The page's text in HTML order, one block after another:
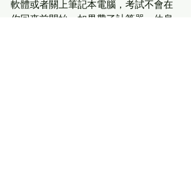
軟體或者關上筆記本電腦，考試不會在
你回來前開始。如果帶了計算器，休息